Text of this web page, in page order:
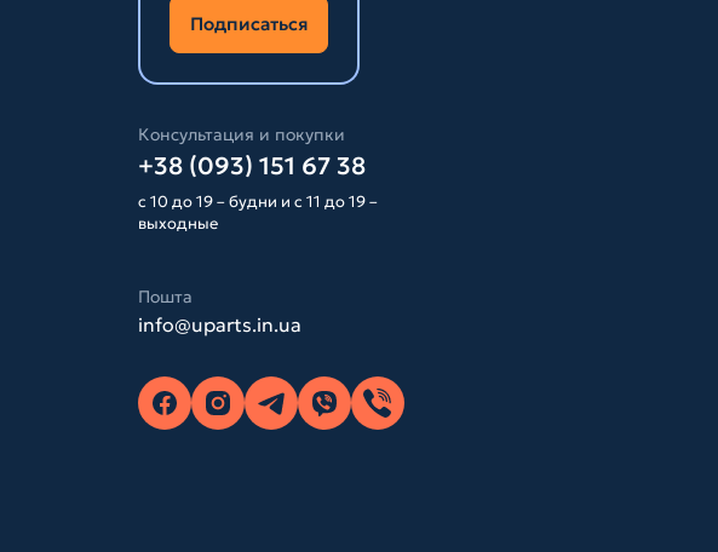
Подписаться
Консультация и покупки
+38 (093) 151 67 38
с 10 до 19 – будни и с 11 до 19 –
выходные
Пошта
info@uparts.in.ua